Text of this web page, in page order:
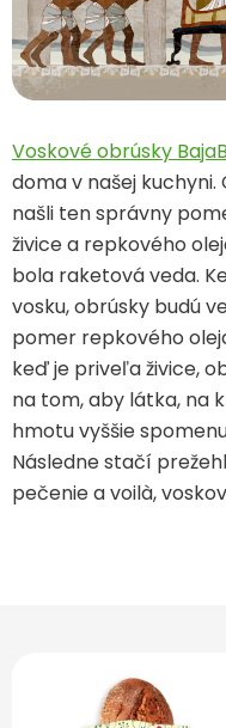
Voskové obrúsky
doma v našej
našli ten správny
živice a repkového
bola raketová veda.
vosku, obrúsky budú
pomer repkového
keď je priveľa živice,
na tom, aby látka, na
hmotu vyššie
Následne stačí
pečenie a voilà,